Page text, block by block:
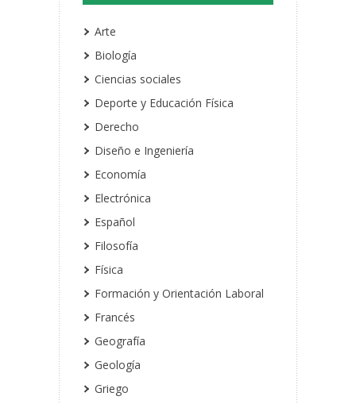
Arte
Biología
Ciencias sociales
Deporte y Educación Física
Derecho
Diseño e Ingeniería
Economía
Electrónica
Español
Filosofía
Física
Formación y Orientación Laboral
Francés
Geografía
Geología
Griego